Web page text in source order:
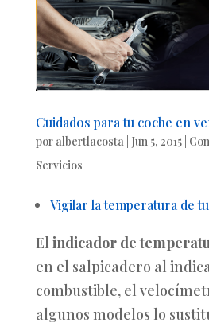
Cuidados para tu coche en
por albertlacosta Jun 5, 2015|
Servicios
Vigilar la temperatura de
El indicador de
en el salpicadero al
combustible, el
algunos modelos lo